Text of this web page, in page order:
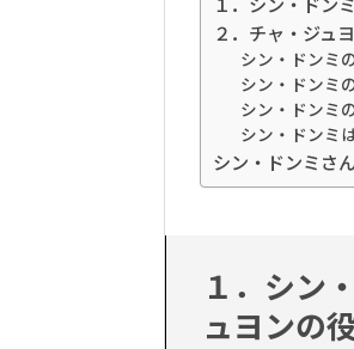
２．チャ・ジュ
シン・ドンミ
シン・ドンミ
シン・ドンミ
シン・ドンミ
シン・ドンミさ
１．シン
ュヨンの